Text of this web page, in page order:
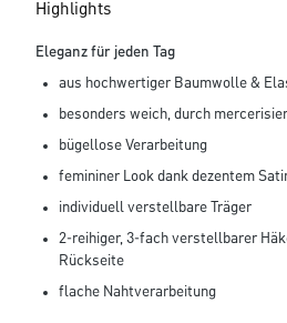
Highlights
Eleganz für jeden Tag
aus hochwertiger Baumwolle &
besonders weich, durch
bügellose Verarbeitung
femininer Look dank dezentem
individuell verstellbare Träger
2-reihiger, 3-fach verstellbarer
Rückseite
flache Nahtverarbeitung